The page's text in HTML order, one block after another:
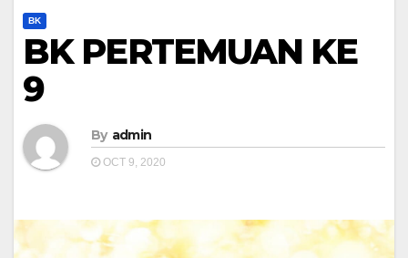
BK
BK PERTEMUAN KE
9
By admin
OCT 9, 2020